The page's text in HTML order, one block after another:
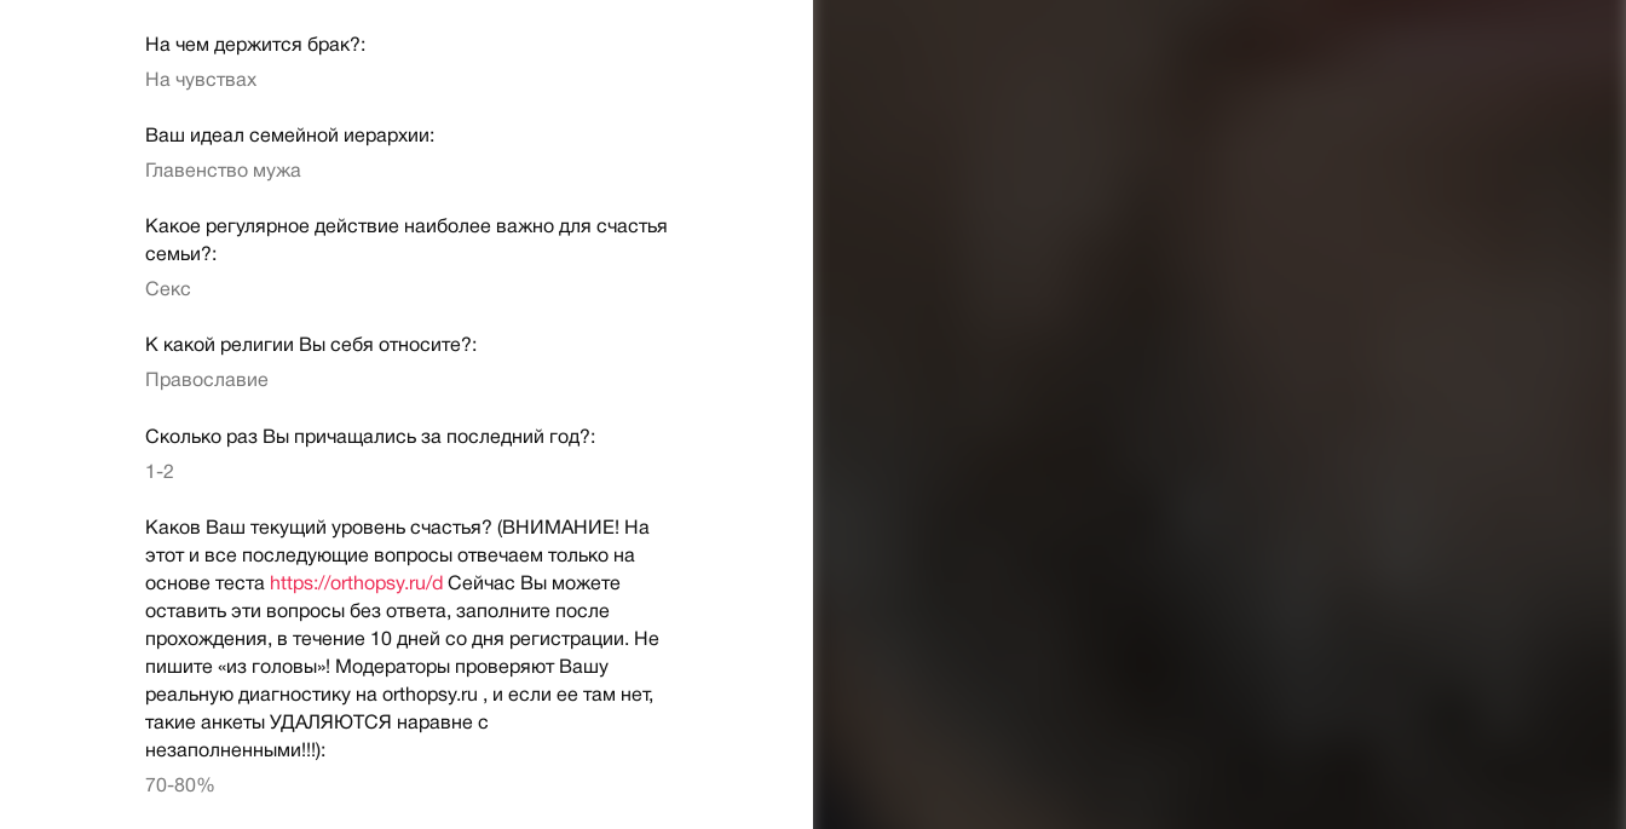
На чем держится брак?:
На чувствах
Ваш идеал семейной иерархии:
Главенство мужа
Какое регулярное действие наиболее важно для счастья
семьи?:
Секс
К какой религии Вы себя относите?:
Православие
Сколько раз Вы причащались за последний год?:
1-2
Каков Ваш текущий уровень счастья? (ВНИМАНИЕ! На
этот и все последующие вопросы отвечаем только на
основе теста https://orthopsy.ru/d Сейчас Вы можете
оставить эти вопросы без ответа, заполните после
прохождения, в течение 10 дней со дня регистрации. Не
пишите «из головы»! Модераторы проверяют Вашу
реальную диагностику на orthopsy.ru , и если ее там нет,
такие анкеты УДАЛЯЮТСЯ наравне с
незаполненными!!!):
70-80%